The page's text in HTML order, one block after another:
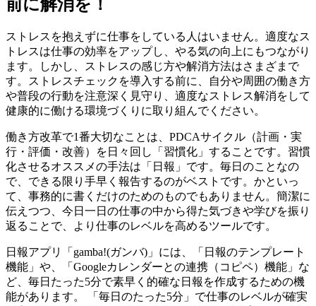
前に解消を！
ストレスを抱えずに仕事をしている人はいません。適度なス
トレスは仕事の効率をアップし、やる気の向上にもつながり
ます。しかし、ストレスの感じ方や解消方法はさまざまで
す。ストレスチェックを導入する前に、自分や周囲の働き方
や普段の行動を注意深く見守り、適度なストレス解消をして
健康的に働ける環境づくりに取り組んでください。
働き方改革で1番大切なことは、PDCAサイクル（計画・実
行・評価・改善）を日々回し「習慣化」することです。習慣
化させるオススメの手法は「日報」です。毎日のことなの
で、できる限り手早く報告するのがベストです。かといっ
て、事務的に書くだけのためのものでもありません。簡潔に
伝えつつ、今日一日の仕事の中から得た気づきや学びを振り
返ることで、より仕事のレベルを高めるツールです。
日報アプリ「gamba!(ガンバ)」には、「日報のテンプレート
機能」や、「Googleカレンダーとの連携（コピペ）機能」な
ど、毎日たった5分で素早く的確な日報を作成するための機
能があります。 「毎日のたった5分」で仕事のレベルが確実